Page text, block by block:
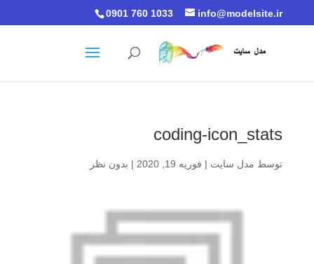
0901 760 1033 info@modelsite.ir
coding-icon_stats
توسط مدل سایت | فوریه 19, 2020 | بدون نظر